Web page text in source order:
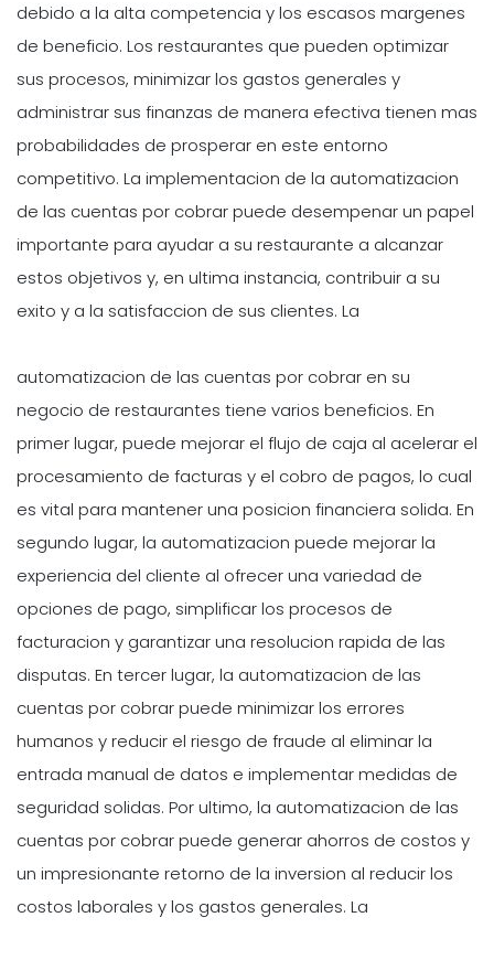
debido a la alta competencia y los escasos margenes
de beneficio. Los restaurantes que pueden optimizar
sus procesos, minimizar los gastos generales y
administrar sus finanzas de manera efectiva tienen mas
probabilidades de prosperar en este entorno
competitivo. La implementacion de la automatizacion
de las cuentas por cobrar puede desempenar un papel
importante para ayudar a su restaurante a alcanzar
estos objetivos y, en ultima instancia, contribuir a su
exito y a la satisfaccion de sus clientes. La
automatizacion de las cuentas por cobrar en su
negocio de restaurantes tiene varios beneficios. En
primer lugar, puede mejorar el flujo de caja al acelerar el
procesamiento de facturas y el cobro de pagos, lo cual
es vital para mantener una posicion financiera solida. En
segundo lugar, la automatizacion puede mejorar la
experiencia del cliente al ofrecer una variedad de
opciones de pago, simplificar los procesos de
facturacion y garantizar una resolucion rapida de las
disputas. En tercer lugar, la automatizacion de las
cuentas por cobrar puede minimizar los errores
humanos y reducir el riesgo de fraude al eliminar la
entrada manual de datos e implementar medidas de
seguridad solidas. Por ultimo, la automatizacion de las
cuentas por cobrar puede generar ahorros de costos y
un impresionante retorno de la inversion al reducir los
costos laborales y los gastos generales. La